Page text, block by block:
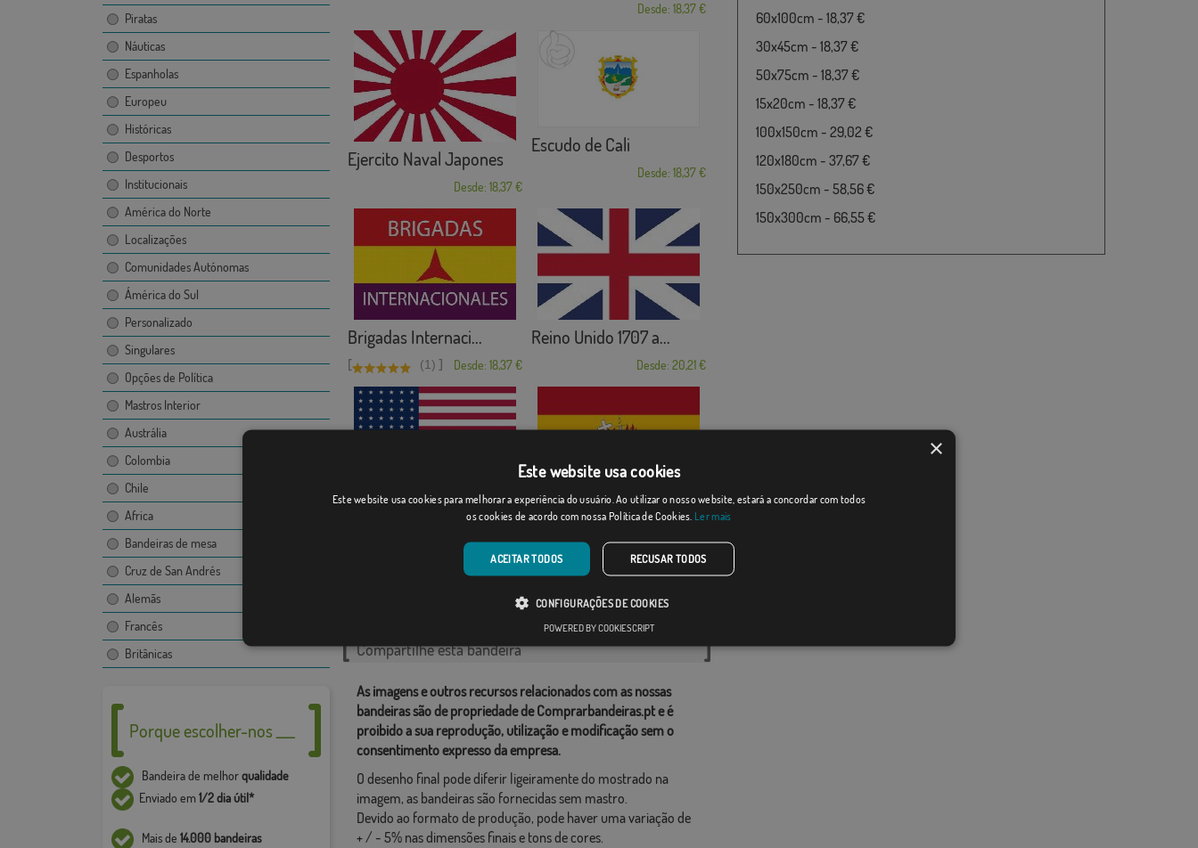
Piratas
Náuticas
Espanholas
Europeu
Históricas
Desportos
Institucionais
América do Norte
Localizações
Comunidades Autónomas
Ámérica do Sul
Personalizado
Singulares
Opções de Política
Mastros Interior
Austrália
Colombia
Chile
Africa
Bandeiras de mesa
Cruz de San Andrés
Alemãs
Francês
Britânicas
Porque escolher-nos ___
Bandeira de melhorqualidade
Enviado em1/2 dia útil*
Mais de 14.000 bandeiras
Desde: 18,37 €
Ejercito Naval Japones
Desde: 18,37 €
Escudo de Cali
Desde: 18,37 €
Brigadas Internaci...
[ (1) ] Desde: 18,37 €
Reino Unido 1707 a...
Desde: 20,21 €
Estados Unidos (18...
Desde: 18,37 € Espanha com o Sagr...
[ (1)] Desde: 18,37 €
Compartilhe esta bandeira
As imagens e outros recursos relacionados com as nossas
bandeiras são de propriedade de Comprarbandeiras.pt e é
proibido a sua reprodução, utilização e modificação sem o
consentimento expresso da empresa.
O desenho final pode diferir ligeiramente do mostrado na
imagem, as bandeiras são fornecidas sem mastro.
Devido ao formato de produção, pode haver uma variação de
+ / - 5% nas dimensões finais e tons de cores.
60x100cm - 18,37 €
30x45cm - 18,37 €
50x75cm - 18,37 €
15x20cm - 18,37 €
100x150cm - 29,02 €
120x180cm - 37,67 €
150x250cm - 58,56 €
150x300cm - 66,55 €
×
Este website usa cookies
Este website usa cookies para melhorar a experiência do usuário. Ao utilizar o nosso website, estará a concordar com todos
os cookies de acordo com nossa Política de Cookies. Ler mais
ACEITAR TODOS RECUSAR TODOS
CONFIGURAÇÕES DE COOKIES
POWERED BY COOKIESCRIPT